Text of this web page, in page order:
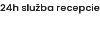
24h služba recepcie